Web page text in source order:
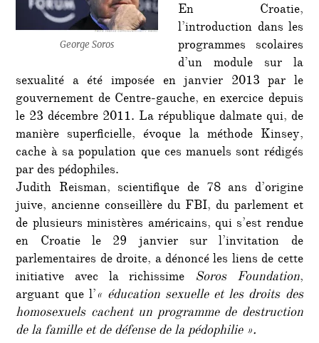
George Soros
En Croatie,
l’introduction dans les
programmes scolaires
d’un module sur la
sexualité a été imposée en janvier 2013 par le
gouvernement de Centre-gauche, en exercice depuis
le 23 décembre 2011. La république dalmate qui, de
manière superficielle, évoque la méthode Kinsey,
cache à sa population que ces manuels sont rédigés
par des pédophiles.
Judith Reisman, scientifique de 78 ans d’origine
juive, ancienne conseillère du FBI, du parlement et
de plusieurs ministères américains, qui s’est rendue
en Croatie le 29 janvier sur l’invitation de
parlementaires de droite, a dénoncé les liens de cette
initiative avec la richissime Soros Foundation,
arguant que l’« éducation sexuelle et les droits des
homosexuels cachent un programme de destruction
de la famille et de défense de la pédophilie ».